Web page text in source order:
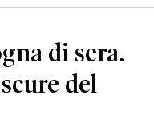
di sera.
del